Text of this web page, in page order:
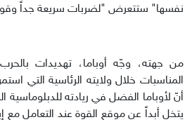
نفسها" ستتعرض "لضربات سريعة جداً
من جهته، وجّه أوباما، تهديدات
المناسبات خلال ولايته الرئاسية التي
أنّ لأوباما الفضل في ريادته للدبلوماسية
يتخل أبداً عن موقع القوة عند التعامل